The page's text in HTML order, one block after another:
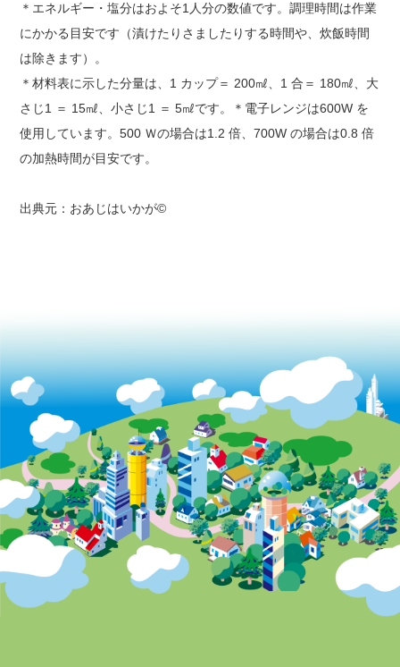
＊エネルギー・塩分はおよそ1人分の数値です。調理時間は作業
にかかる目安です（漬けたりさましたりする時間や、炊飯時間
は除きます）。
＊材料表に示した分量は、1 カップ＝ 200㎖、1 合＝ 180㎖、大
さじ1 ＝ 15㎖、小さじ1 ＝ 5㎖です。＊電子レンジは600W を
使用しています。500 Ｗの場合は1.2 倍、700W の場合は0.8 倍
の加熱時間が目安です。
出典元：おあじはいかが©